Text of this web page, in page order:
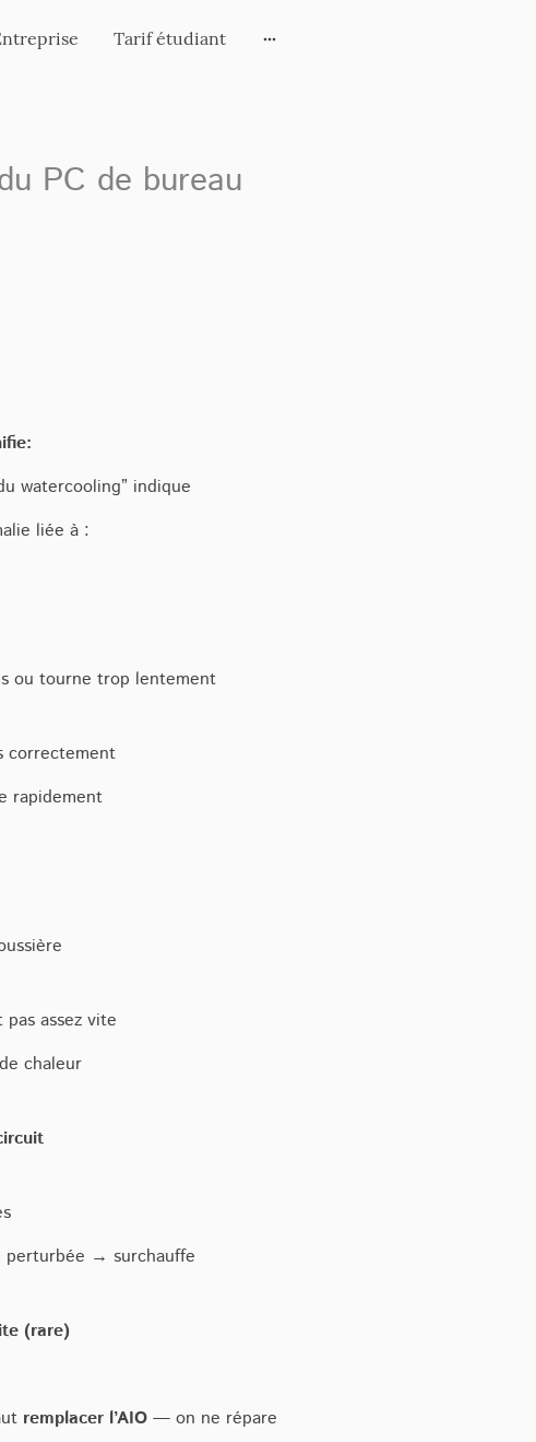
Tarif étudiant
PC de bureau
watercooling” indique
liée à :
ou tourne trop lentement
correctement
rapidement
assez vite
chaleur
→ surchauffe
(rare)
remplacer l’AIO — on ne répare